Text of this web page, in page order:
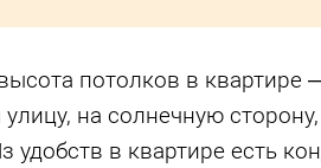
потолков в квартире
на солнечную
удобств в квартире есть